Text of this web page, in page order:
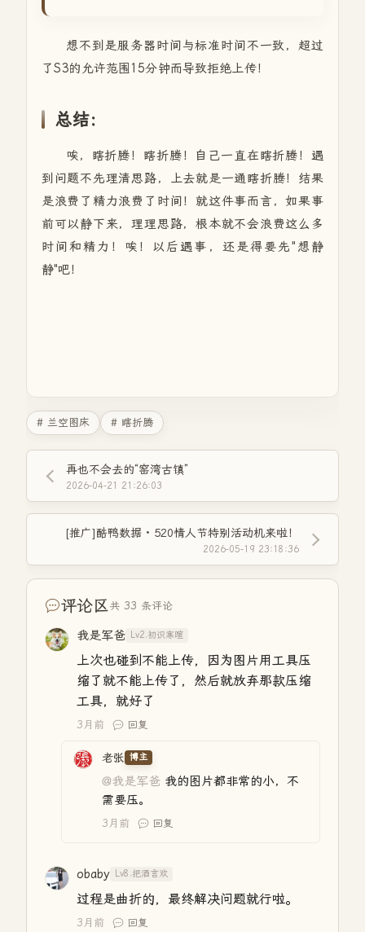
想不到是服务器时间与标准时间不一致，超过
了S3的允许范围15分钟而导致拒绝上传！
总结：
唉，瞎折腾！瞎折腾！自己一直在瞎折腾！遇
到问题不先理清思路，上去就是一通瞎折腾！结果
是浪费了精力浪费了时间！就这件事而言，如果事
前可以静下来，理理思路，根本就不会浪费这么多
时间和精力！唉！以后遇事，还是得要先"想静
静"吧！
# 兰空图床 # 瞎折腾
再也不会去的“窑湾古镇”
2026-04-21 21:26:03
[推广]酷鸭数据 · 520情人节特别活动机来啦！
2026-05-19 23:18:36
评论区共 33 条评论
我是军爸 Lv2.初识寒暄
上次也碰到不能上传，因为图片用工具压
缩了就不能上传了，然后就放弃那款压缩
工具，就好了
3月前 回复
老张 博主
@我是军爸 我的图片都非常的小，不
需要压。
3月前 回复
obaby Lv8.把酒言欢
过程是曲折的，最终解决问题就行啦。
3月前 回复